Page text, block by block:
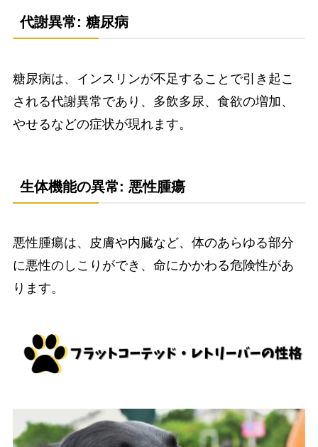
代謝異常: 糖尿病
糖尿病は、インスリンが不足することで引き起こ
される代謝異常であり、多飲多尿、食欲の増加、
やせるなどの症状が現れます。
生体機能の異常: 悪性腫瘍
悪性腫瘍は、皮膚や内臓など、体のあらゆる部分
に悪性のしこりができ、命にかかわる危険性があ
ります。